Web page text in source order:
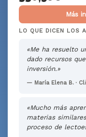
Más
LO QUE DICEN LOS
«Me ha resuelto
dado recursos
inversión.»
— María Elena B. ·
«Mucho más
materias
proceso de